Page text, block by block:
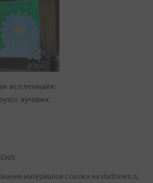
вселенная»:
лучших
материалов ссылка на vladnews.ru